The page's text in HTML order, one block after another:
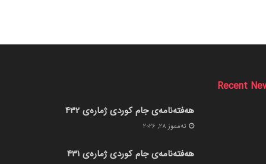
Recent
هەفتەنامەی جام کوردی ژمارەی 432
ته‌مموز 28, 2026
هەفتەنامەی جام کوردی ژمارەی 431